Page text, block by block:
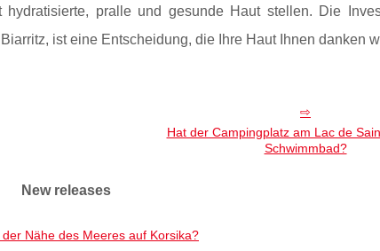
pralle und gesunde Haut stellen. Die
ist eine Entscheidung, die Ihre Haut Ihnen danken
Hat der Campingplatz am Lac de
Schwimmbad?
New releases
Nähe des Meeres auf Korsika?